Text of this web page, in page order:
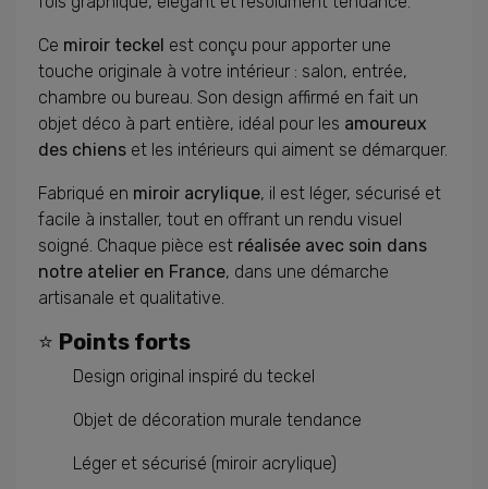
Ce miroir teckel est conçu pour apporter une
touche originale à votre intérieur : salon, entrée,
chambre ou bureau. Son design affirmé en fait un
objet déco à part entière, idéal pour les amoureux
des chiens et les intérieurs qui aiment se démarquer.
Fabriqué en miroir acrylique, il est léger, sécurisé et
facile à installer, tout en offrant un rendu visuel
soigné. Chaque pièce est réalisée avec soin dans
notre atelier en France, dans une démarche
artisanale et qualitative.
⭐ Points forts
Design original inspiré du teckel
Objet de décoration murale tendance
Léger et sécurisé (miroir acrylique)